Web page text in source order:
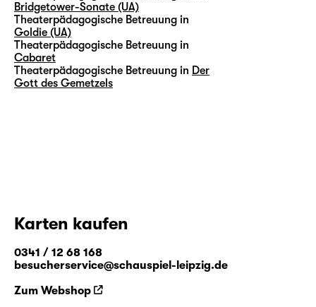
Bridgetower-Sonate (UA)
Theaterpädagogische Betreuung in
Goldie (UA)
Theaterpädagogische Betreuung in
Cabaret
Theaterpädagogische Betreuung in Der
Gott des Gemetzels
Karten kaufen
0341 / 12 68 168
besucherservice@schauspiel-leipzig.de
Zum Webshop